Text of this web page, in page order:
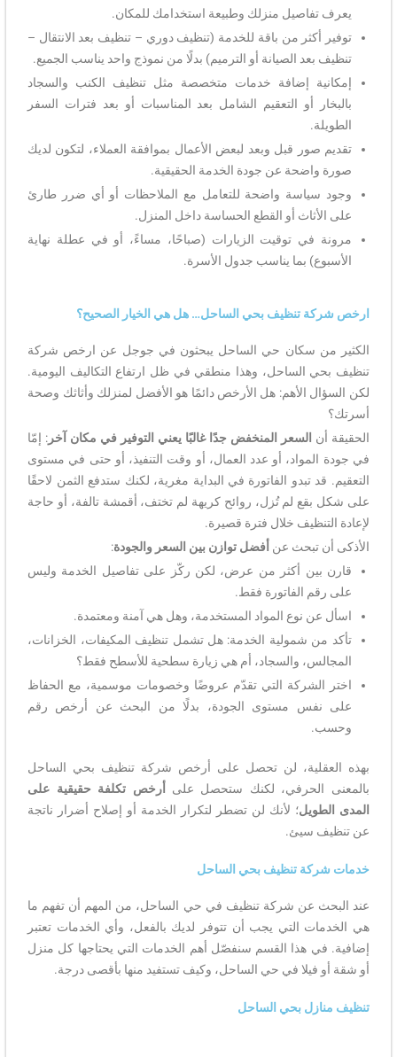
يعرف تفاصيل منزلك وطبيعة استخدامك للمكان.
توفير أكثر من باقة للخدمة (تنظيف دوري – تنظيف بعد الانتقال –
تنظيف بعد الصيانة أو الترميم) بدلًا من نموذج واحد يناسب الجميع.
إمكانية إضافة خدمات متخصصة مثل تنظيف الكنب والسجاد
بالبخار أو التعقيم الشامل بعد المناسبات أو بعد فترات السفر
الطويلة.
تقديم صور قبل وبعد لبعض الأعمال بموافقة العملاء، لتكون لديك
صورة واضحة عن جودة الخدمة الحقيقية.
وجود سياسة واضحة للتعامل مع الملاحظات أو أي ضرر طارئ
على الأثاث أو القطع الحساسة داخل المنزل.
مرونة في توقيت الزيارات (صباحًا، مساءً، أو في عطلة نهاية
الأسبوع) بما يناسب جدول الأسرة.
ارخص شركة تنظيف بحي الساحل… هل هي الخيار الصحيح؟
الكثير من سكان حي الساحل يبحثون في جوجل عن ارخص شركة
تنظيف بحي الساحل، وهذا منطقي في ظل ارتفاع التكاليف اليومية.
لكن السؤال الأهم: هل الأرخص دائمًا هو الأفضل لمنزلك وأثاثك وصحة
أسرتك؟
الحقيقة أن السعر المنخفض جدًا غالبًا يعني التوفير في مكان آخر : إمّا
في جودة المواد، أو عدد العمال، أو وقت التنفيذ، أو حتى في مستوى
التعقيم. قد تبدو الفاتورة في البداية مغرية، لكنك ستدفع الثمن لاحقًا
على شكل بقع لم تُزل، روائح كريهة لم تختف، أقمشة تالفة، أو حاجة
لإعادة التنظيف خلال فترة قصيرة.
الأذكى أن تبحث عن أفضل توازن بين السعر والجودة:
قارن بين أكثر من عرض، لكن ركّز على تفاصيل الخدمة وليس
على رقم الفاتورة فقط.
اسأل عن نوع المواد المستخدمة، وهل هي آمنة ومعتمدة.
تأكد من شمولية الخدمة: هل تشمل تنظيف المكيفات، الخزانات،
المجالس، والسجاد، أم هي زيارة سطحية للأسطح فقط؟
اختر الشركة التي تقدّم عروضًا وخصومات موسمية، مع الحفاظ
على نفس مستوى الجودة، بدلًا من البحث عن أرخص رقم
وحسب.
بهذه العقلية، لن تحصل على أرخص شركة تنظيف بحي الساحل
بالمعنى الحرفي، لكنك ستحصل على
أرخص تكلفة حقيقية على
المدى الطويل؛ لأنك لن تضطر لتكرار الخدمة أو إصلاح أضرار ناتجة
عن تنظيف سيئ.
خدمات شركة تنظيف بحي الساحل
عند البحث عن شركة تنظيف في حي الساحل، من المهم أن تفهم ما
هي الخدمات التي يجب أن تتوفر لديك بالفعل، وأي الخدمات تعتبر
إضافية. في هذا القسم سنفصّل أهم الخدمات التي يحتاجها كل منزل
أو شقة أو فيلا في حي الساحل، وكيف تستفيد منها بأقصى درجة.
تنظيف منازل بحي الساحل